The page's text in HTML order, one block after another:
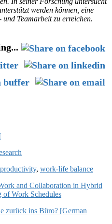
werden können, eine
und Teamarbeit zu erreichen.
productivity, work-life balance
and Collaboration in Hybrid
of Work Schedules
zurück ins Büro? [German